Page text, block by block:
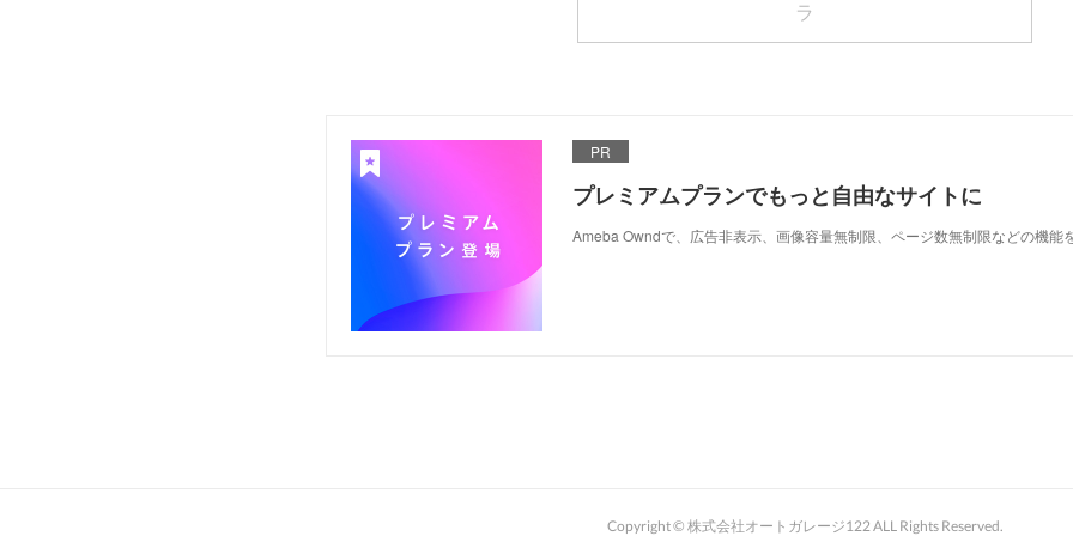
ラ
PR
プレミアムプランでもっと自由なサイトに
Ameba Owndで、広告非表示、画像容量無制限、ページ数無制限などの機能
Copyright © 株式会社オートガレージ122 ALL Rights Reserved.